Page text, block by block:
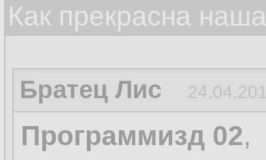
Как прекрасна
Братец Лис
Программизд 02,